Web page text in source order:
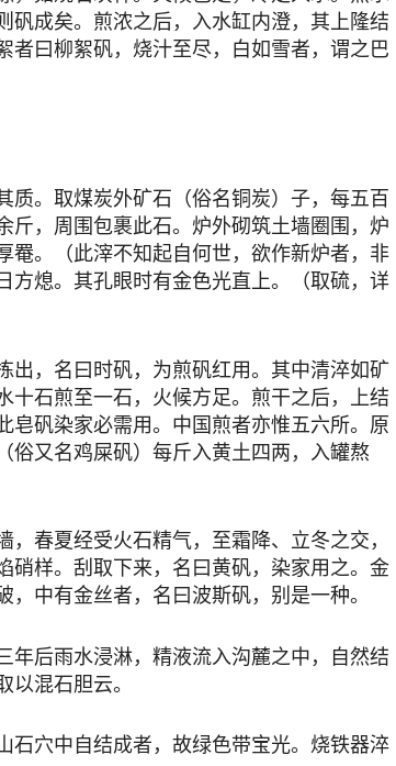
矾成矣。煎浓之后，入水缸内澄，其上隆结
者曰柳絮矾，烧汁至尽，白如雪者，谓之巴
。取煤炭外矿石（俗名铜炭）子，每五百
斤，周围包裹此石。炉外砌筑土墙圈围，炉
罨。（此滓不知起自何世，欲作新炉者，非
方熄。其孔眼时有金色光直上。（取硫，详
，名曰时矾，为煎矾红用。其中清淬如矿
十石煎至一石，火候方足。煎干之后，上结
皂矾染家必需用。中国煎者亦惟五六所。原
俗又名鸡屎矾）每斤入黄土四两，入罐熬
春夏经受火石精气，至霜降、立冬之交，
硝样。刮取下来，名曰黄矾，染家用之。金
中有金丝者，名曰波斯矾，别是一种。
后雨水浸淋，精液流入沟麓之中，自然结
混石胆云。
穴中自结成者，故绿色带宝光。烧铁器淬